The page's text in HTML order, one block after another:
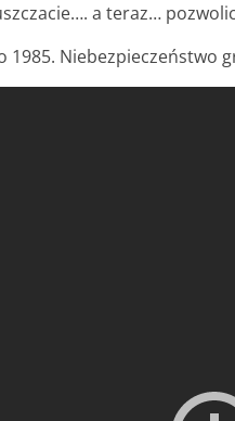
a teraz…
1985. Niebezpieczeństwo